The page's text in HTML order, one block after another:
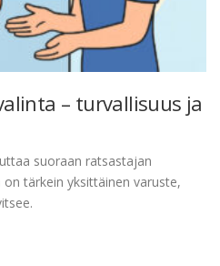
– turvallisuus ja
suoraan ratsastajan
tärkein yksittäinen varuste,